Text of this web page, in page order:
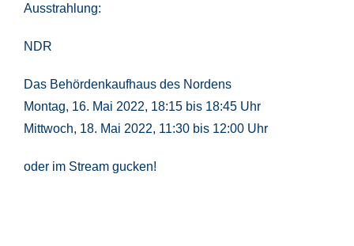
Ausstrahlung:
NDR
Das Behördenkaufhaus des Nordens
Montag, 16. Mai 2022, 18:15 bis 18:45 Uhr
Mittwoch, 18. Mai 2022, 11:30 bis 12:00 Uhr
oder imStream gucken!